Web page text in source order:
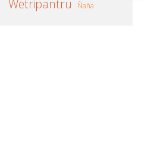
Wetripantru Ñaña